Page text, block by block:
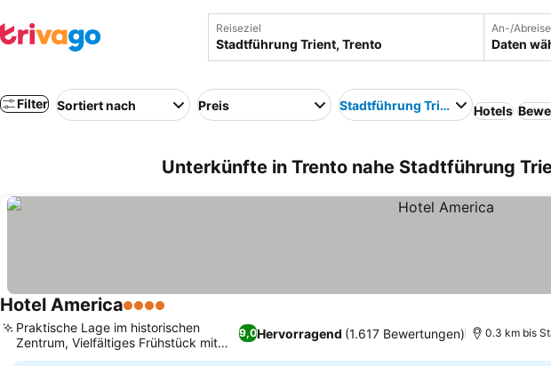
Reiseziel An-/Abreise
Daten
Filter Sortiert nach Preis Stadtführung Trient Hotels
Unterkünfte in Trento nahe Stadtführung
Hotel America4 Sterne
9,0Hervorragend (1.617 Bewertungen)
Praktische Lage im historischen
Zentrum, Vielfältiges Frühstück mit
lokalen Produkten
0.3 km bis